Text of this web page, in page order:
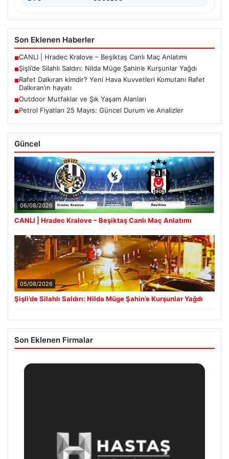
Son Eklenen Haberler
■CANLI | Hradec Kralove – Beşiktaş Canlı Maç Anlatımı
■Şişli’de Silahlı Saldırı: Nilda Müge Şahin’e Kurşunlar Yağdı
■Rafet Dalkıran kimdir? Yeni Hava Kuvvetleri Komutanı Rafet
Dalkıran’ın hayatı
■Outdoor Mutfaklar ve Şık Yaşam Alanları
■Petrol Fiyatları 25 Mayıs: Güncel Durum ve Analizler
Güncel
06/08/2026
CANLI | Hradec Kralove – Beşiktaş Canlı Maç Anlatımı
05/08/2026
Şişli’de Silahlı Saldırı: Nilda Müge Şahin’e Kurşunlar Yağdı
Son Eklenen Firmalar